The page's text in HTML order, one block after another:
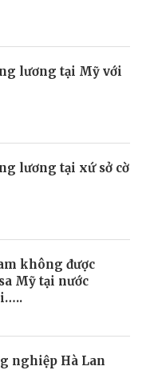
lương tại Mỹ với
lương tại xứ sở cờ
không được
Mỹ tại nước
nghiệp Hà Lan